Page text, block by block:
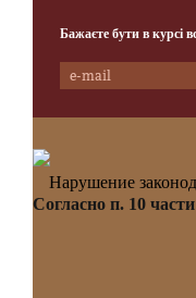
Бажаєте бути в курсі
Нарушение
Согласно п. 10